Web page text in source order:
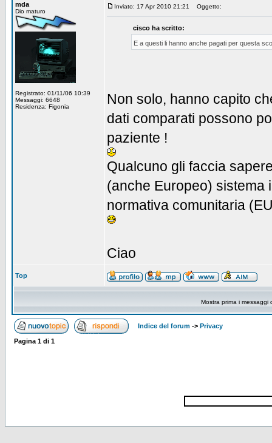
mda
Dio maturo
Registrato: 01/11/06 10:39
Messaggi: 6648
Residenza: Figonia
Inviato: 17 Apr 2010 21:21 Oggetto:
cisco ha scritto:
E a questi li hanno anche pagati per questa
Non solo, hanno capito
dati comparati possono
paziente !
Qualcuno gli faccia
(anche Europeo) sistema
normativa comunitaria
Ciao
Top
Mostra prima i messaggi
Indice del forum -> Privacy
Pagina 1 di 1